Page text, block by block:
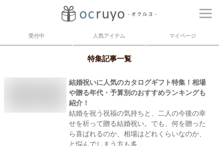
受付中 人気アイテム マイページ
特集記事一覧
結婚祝いに人気のカタログギフト特集！相場
や贈る年代・予算別のおすすめランキングも
紹介！
結婚を祝う祝福の気持ちと、二人の今後の幸
せを祈って贈る結婚祝い。でも、何を贈った
ら喜ばれるのか、相場はどれくらいなのか、
と悩んでしまう方も多...